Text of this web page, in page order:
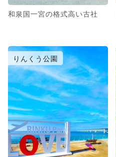
和泉国一宮の格式高い古社
りんくう公園